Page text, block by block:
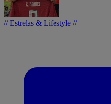
// Estrelas & Lifestyle //